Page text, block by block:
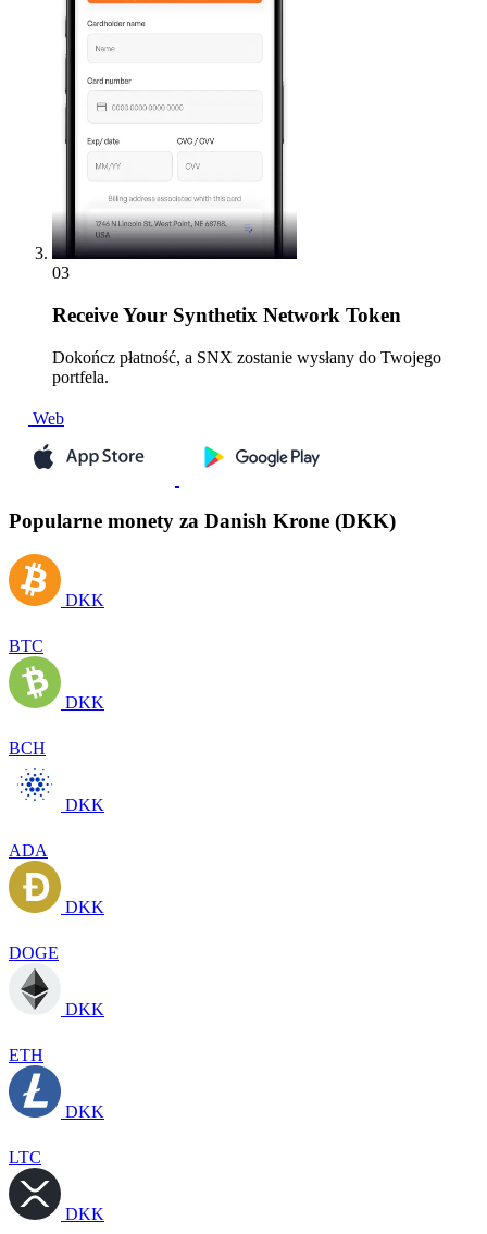
03
ReceiveYour Synthetix Network Token
Dokończ płatność, a SNX zostanie wysłany do Twojego
portfela.
Web
Popularne monety za Danish Krone (DKK)
DKK
BTC
DKK
BCH
DKK
ADA
DKK
DOGE
DKK
ETH
DKK
LTC
DKK